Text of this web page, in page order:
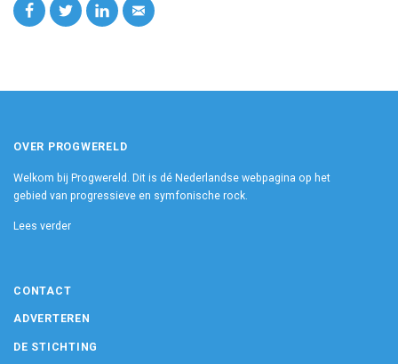
OVER PROGWERELD
Welkom bij Progwereld. Dit is dé Nederlandse webpagina op het
gebied van progressieve en symfonische rock.
Lees verder
CONTACT
ADVERTEREN
DE STICHTING